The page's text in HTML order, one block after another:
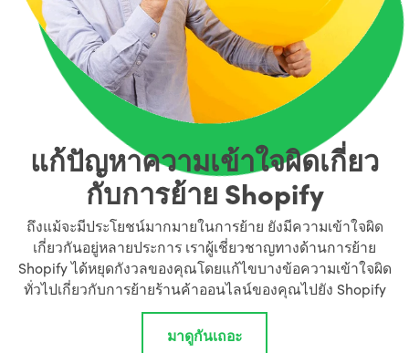
แก้ปัญหาความเข้าใจผิดเกี่ยว
กับการย้าย Shopify
ถึงแม้จะมีประโยชน์มากมายในการย้าย ยังมีความเข้าใจผิด
เกี่ยวกันอยู่หลายประการ เราผู้เชี่ยวชาญทางด้านการย้าย
Shopify ได้หยุดกังวลของคุณโดยแก้ไขบางข้อความเข้าใจผิด
ทั่วไปเกี่ยวกับการย้ายร้านค้าออนไลน์ของคุณไปยัง Shopify
มาดูกันเถอะ